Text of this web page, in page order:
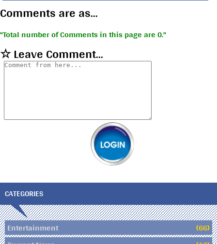
Comments are as...
Total number of Comments in this page are 0.
☆ Leave Comment...
CATEGORIES
Entertainment
(66)